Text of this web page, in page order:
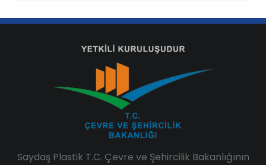
Saydaş Plastik T.C. Çevre ve Şehircilik Bakanlığının